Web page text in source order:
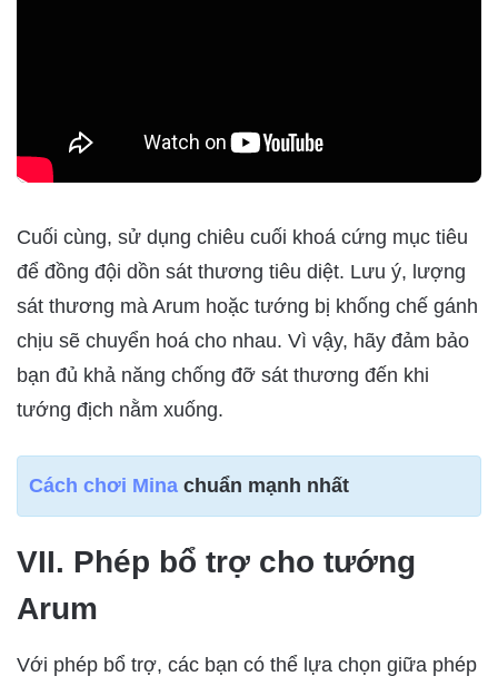
Cuối cùng, sử dụng chiêu cuối khoá cứng mục tiêu
để đồng đội dồn sát thương tiêu diệt. Lưu ý, lượng
sát thương mà Arum hoặc tướng bị khống chế gánh
chịu sẽ chuyển hoá cho nhau. Vì vậy, hãy đảm bảo
bạn đủ khả năng chống đỡ sát thương đến khi
tướng địch nằm xuống.
Cách chơi Mina chuẩn mạnh nhất
VII. Phép bổ trợ cho tướng
Arum
Với phép bổ trợ, các bạn có thể lựa chọn giữa phép